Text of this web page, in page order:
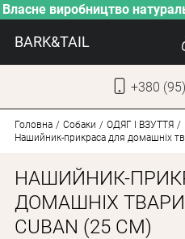
Власне виробництво
BARK&TAIL
+380
ВІД
Головна Собаки ОДЯГ І ВЗУТТЯ
Нашийник-прикраса для домашніх
НАШИЙНИК-
ДОМАШНІХ ТВАРИН
CUBAN (25 СМ)